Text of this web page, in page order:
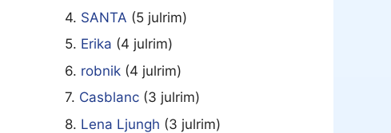
4. SANTA (5 julrim)
5. Erika (4 julrim)
6. robnik (4 julrim)
7. Casblanc (3 julrim)
8. Lena Ljungh (3 julrim)